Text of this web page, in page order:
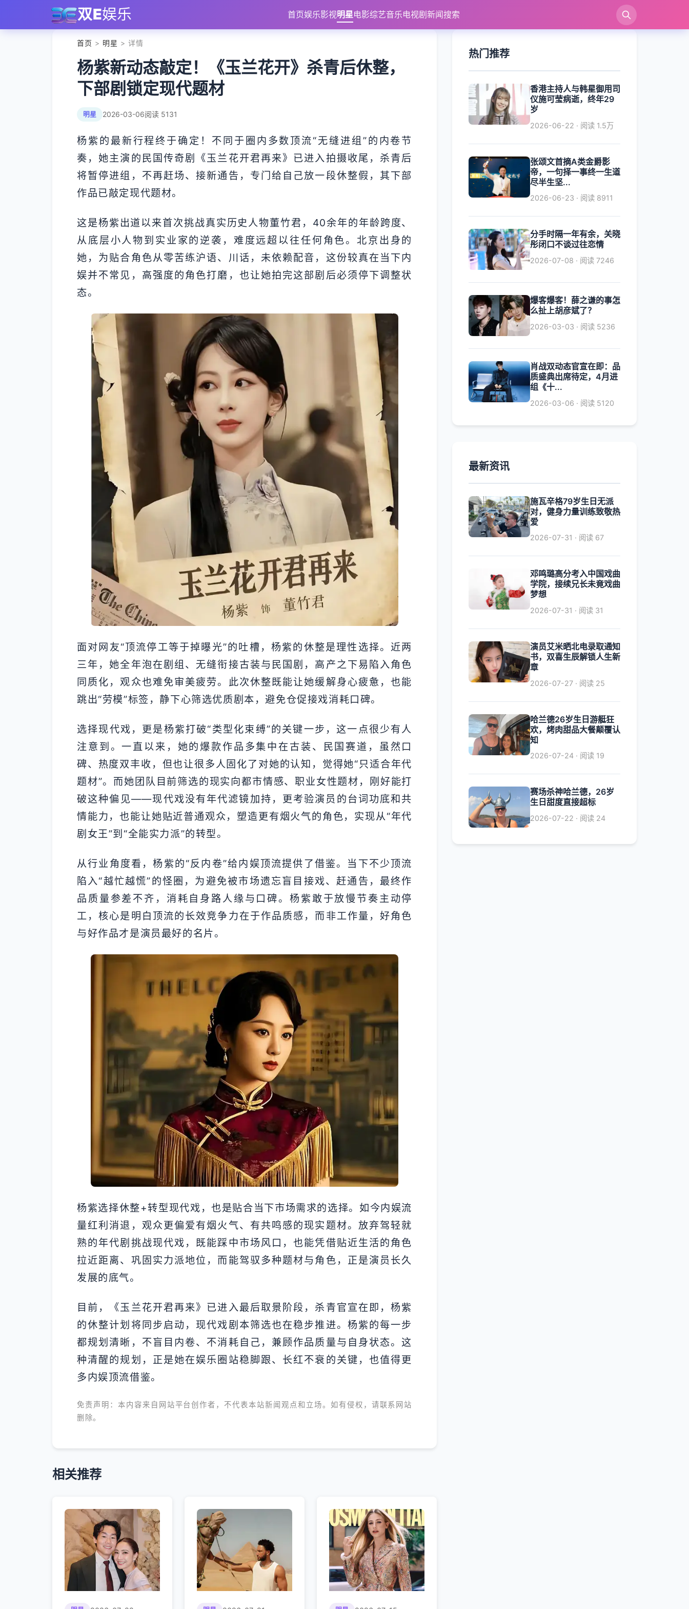
双E娱乐 首页娱乐影视明星电影综艺音乐电视剧 新闻搜索
首页 > 明星 > 详情
杨紫新动态敲定！《玉兰花开》杀青后休整，
下部剧锁定现代题材
明星 2026-03-06阅读 5131
杨紫的最新行程终于确定！不同于圈内多数顶流“无缝进组”的内卷节
奏，她主演的民国传奇剧《玉兰花开君再来》已进入拍摄收尾，杀青后
将暂停进组，不再赶场、接新通告，专门给自己放一段休整假，其下部
作品已敲定现代题材。
这是杨紫出道以来首次挑战真实历史人物董竹君，40余年的年龄跨度、
从底层小人物到实业家的逆袭，难度远超以往任何角色。北京出身的
她，为贴合角色从零苦练沪语、川话，未依赖配音，这份较真在当下内
娱并不常见，高强度的角色打磨，也让她拍完这部剧后必须停下调整状
态。
面对网友“顶流停工等于掉曝光”的吐槽，杨紫的休整是理性选择。近两
三年，她全年泡在剧组、无缝衔接古装与民国剧，高产之下易陷入角色
同质化，观众也难免审美疲劳。此次休整既能让她缓解身心疲惫，也能
跳出“劳模”标签，静下心筛选优质剧本，避免仓促接戏消耗口碑。
选择现代戏，更是杨紫打破“类型化束缚”的关键一步，这一点很少有人
注意到。一直以来，她的爆款作品多集中在古装、民国赛道，虽然口
碑、热度双丰收，但也让很多人固化了对她的认知，觉得她“只适合年代
题材”。而她团队目前筛选的现实向都市情感、职业女性题材，刚好能打
破这种偏见——现代戏没有年代滤镜加持，更考验演员的台词功底和共
情能力，也能让她贴近普通观众，塑造更有烟火气的角色，实现从“年代
剧女王”到“全能实力派”的转型。
从行业角度看，杨紫的“反内卷”给内娱顶流提供了借鉴。当下不少顶流
陷入“越忙越慌”的怪圈，为避免被市场遗忘盲目接戏、赶通告，最终作
品质量参差不齐，消耗自身路人缘与口碑。杨紫敢于放慢节奏主动停
工，核心是明白顶流的长效竞争力在于作品质感，而非工作量，好角色
与好作品才是演员最好的名片。
杨紫选择休整+转型现代戏，也是贴合当下市场需求的选择。如今内娱流
量红利消退，观众更偏爱有烟火气、有共鸣感的现实题材。放弃驾轻就
熟的年代剧挑战现代戏，既能踩中市场风口，也能凭借贴近生活的角色
拉近距离、巩固实力派地位，而能驾驭多种题材与角色，正是演员长久
发展的底气。
目前，《玉兰花开君再来》已进入最后取景阶段，杀青官宣在即，杨紫
的休整计划将同步启动，现代戏剧本筛选也在稳步推进。杨紫的每一步
都规划清晰，不盲目内卷、不消耗自己，兼顾作品质量与自身状态。这
种清醒的规划，正是她在娱乐圈站稳脚跟、长红不衰的关键，也值得更
多内娱顶流借鉴。
免责声明：本内容来自网站平台创作者，不代表本站新闻观点和立场。如有侵权，请联系网站
删除。
相关推荐
热门推荐
香港主持人与韩星御用司
仪施可莹病逝，终年29
岁
2026-06-22 · 阅读 1.5万
张颂文首摘A类金爵影
帝，一句择一事终一生道
尽半生坚...
2026-06-23 · 阅读 8911
分手时隔一年有余，关晓
彤闭口不谈过往恋情
2026-07-08 · 阅读 7246
爆客爆客！薛之谦的事怎
么扯上胡彦斌了？
2026-03-03 · 阅读 5236
肖战双动态官宣在即：品
质盛典出席待定，4月进
组《十...
2026-03-06 · 阅读 5120
最新资讯
施瓦辛格79岁生日无派
对，健身力量训练致敬热
爱
2026-07-31 · 阅读 67
邓鸣璐高分考入中国戏曲
学院，接续兄长未竟戏曲
梦想
2026-07-31 · 阅读 31
演员艾米晒北电录取通知
书，双喜生辰解锁人生新
章
2026-07-27 · 阅读 25
哈兰德26岁生日游艇狂
欢，烤肉甜品大餐颠覆认
知
2026-07-24 · 阅读 19
赛场杀神哈兰德，26岁
生日甜度直接超标
2026-07-22 · 阅读 24